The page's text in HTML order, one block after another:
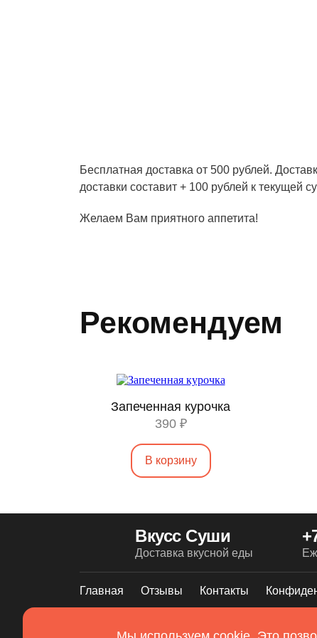
Использование
Бесплатная доставка от 500 рублей.
доставки составит + 100 рублей к текущей
Желаем Вам приятного аппетита!
Рекомендуем
Запеченная курочка
390 ₽
В корзину
Вкусс Суши
Доставка вкусной еды
Главная Отзывы Контакты